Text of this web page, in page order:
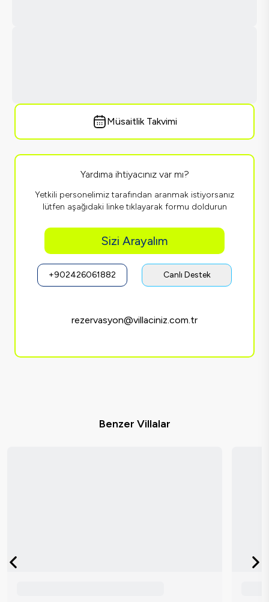
Müsaitlik Takvimi
Yardıma ihtiyacınız var mı?
Yetkili personelimiz tarafından aranmak istiyorsanız
lütfen aşağıdaki linke tıklayarak formu doldurun
Sizi Arayalım
+902426061882 Canlı Destek
rezervasyon@villaciniz.com.tr
Benzer Villalar